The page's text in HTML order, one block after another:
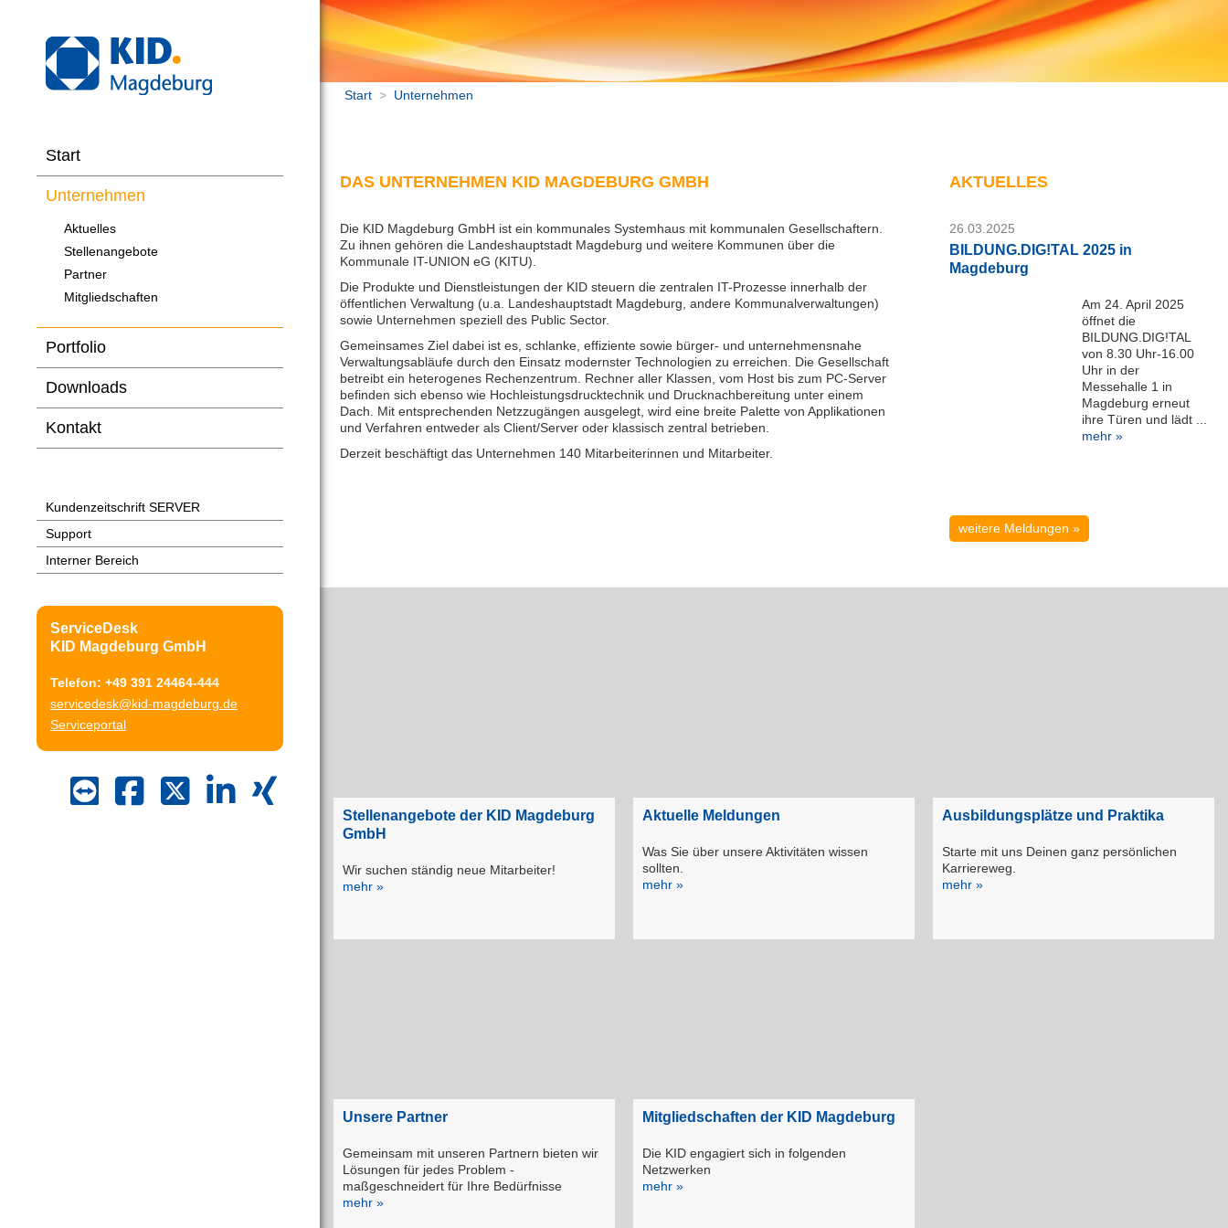
Start
Unternehmen
Aktuelles
Stellenangebote
Partner
Mitgliedschaften
Portfolio
Downloads
Kontakt
Kundenzeitschrift SERVER
Support
Interner Bereich
ServiceDesk
KID Magdeburg GmbH
Telefon: +49 391 24464-444
servicedesk@kid-magdeburg.de
Serviceportal
Start > Unternehmen
DAS UNTERNEHMEN KID MAGDEBURG GMBH
Die KID Magdeburg GmbH ist ein kommunales Systemhaus mit kommunalen Gesellschaftern.
Zu ihnen gehören die Landeshauptstadt Magdeburg und weitere Kommunen über die
Kommunale IT-UNION eG (KITU).
Die Produkte und Dienstleistungen der KID steuern die zentralen IT-Prozesse innerhalb der
öffentlichen Verwaltung (u.a. Landeshauptstadt Magdeburg, andere Kommunalverwaltungen)
sowie Unternehmen speziell des Public Sector.
Gemeinsames Ziel dabei ist es, schlanke, effiziente sowie bürger- und unternehmensnahe
Verwaltungsabläufe durch den Einsatz modernster Technologien zu erreichen. Die Gesellschaft
betreibt ein heterogenes Rechenzentrum. Rechner aller Klassen, vom Host bis zum PC-Server
befinden sich ebenso wie Hochleistungsdrucktechnik und Drucknachbereitung unter einem
Dach. Mit entsprechenden Netzzugängen ausgelegt, wird eine breite Palette von Applikationen
und Verfahren entweder als Client/Server oder klassisch zentral betrieben.
Derzeit beschäftigt das Unternehmen 140 Mitarbeiterinnen und Mitarbeiter.
AKTUELLES
26.03.2025
BILDUNG.DIG!TAL 2025 in
Magdeburg
Am 24. April 2025
öffnet die
BILDUNG.DIG!TAL
von 8.30 Uhr-16.00
Uhr in der
Messehalle 1 in
Magdeburg erneut
ihre Türen und lädt ...
mehr »
weitere Meldungen »
Stellenangebote der KID Magdeburg
GmbH
Wir suchen ständig neue Mitarbeiter!
mehr »
Aktuelle Meldungen
Was Sie über unsere Aktivitäten wissen
sollten.
mehr »
Ausbildungsplätze und Praktika
Starte mit uns Deinen ganz persönlichen
Karriereweg.
mehr »
Unsere Partner
Gemeinsam mit unseren Partnern bie­ten wir
Lösungen für jedes Problem -
maßgeschneidert für Ihre Bedürfnisse
mehr »
Mitgliedschaften der KID Magdeburg
Die KID engagiert sich in folgenden
Netzwerken
mehr »